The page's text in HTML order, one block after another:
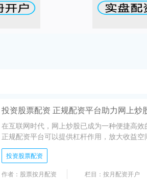
投资股票配资 正规配资平台助力网上炒
在互联网时代，网上炒股已成为一种便捷高
正规配资平台可以提供杠杆作用，放大收益
投资股票配资
作者：股票按月配资 栏目：按月配资开户